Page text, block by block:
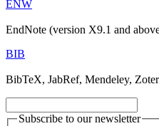
ENW
EndNote (version X9.1 and
BIB
BibTeX, JabRef, Mendeley,
Subscribe to our newsletter